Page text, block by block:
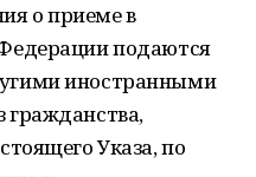
о приеме в
подаются
иностранными
Указа, по